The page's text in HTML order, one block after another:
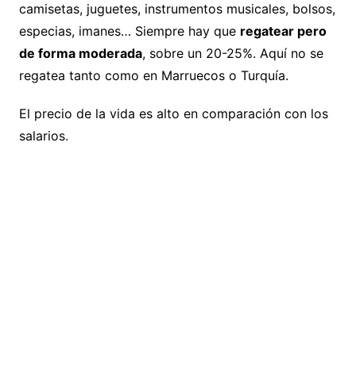
camisetas, juguetes, instrumentos musicales, bolsos,
especias, imanes… Siempre hay que regatear pero
de forma moderada, sobre un 20-25%. Aquí no se
regatea tanto como en Marruecos o Turquía.
El precio de la vida es alto en comparación con los
salarios.